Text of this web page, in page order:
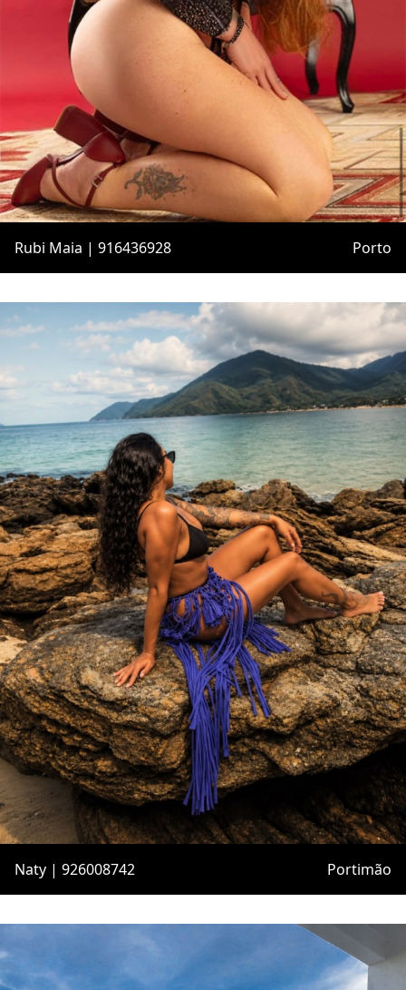
Rubi Maia | 916436928 Porto
Naty | 926008742 Portimão